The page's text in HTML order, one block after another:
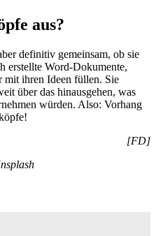
aus?
definitiv gemeinsam, ob sie
erstellte Word-Dokumente,
mit ihren Ideen füllen. Sie
über das hinausgehen, was
würden. Also: Vorhang
[FD]